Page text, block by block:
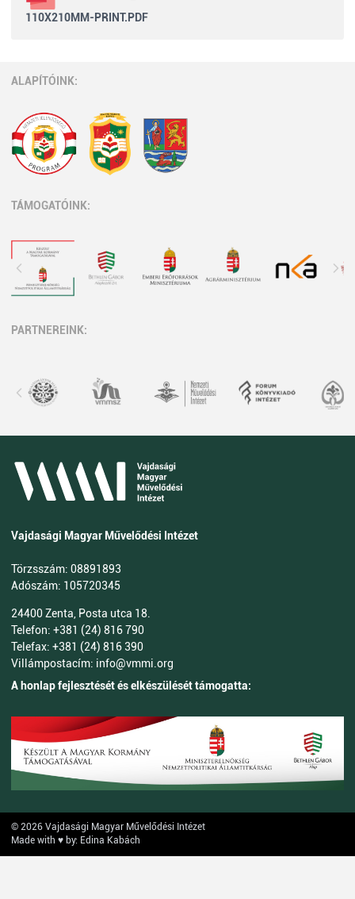
110X210MM-PRINT.PDF
ALAPÍTÓINK:
TÁMOGATÓINK:
PARTNEREINK:
Vajdasági Magyar Művelődési Intézet
Törzsszám: 08891893
Adószám: 105720345
24400 Zenta, Posta utca 18.
Telefon: +381 (24) 816 790
Telefax: +381 (24) 816 390
Villámpostacím: info@vmmi.org
A honlap fejlesztését és elkészülését támogatta:
© 2026 Vajdasági Magyar Művelődési Intézet
Made with ♥ by: Edina Kabách